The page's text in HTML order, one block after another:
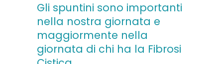
Gli spuntini sono importanti
nella nostra giornata e
maggiormente nella
giornata di chi ha la Fibrosi